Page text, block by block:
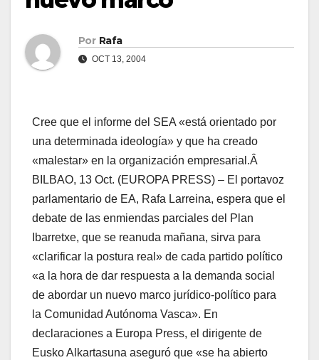
Por Rafa
OCT 13, 2004
Cree que el informe del SEA «está orientado por
una determinada ideologí­a» y que ha creado
«malestar» en la organización empresarial.Â
BILBAO, 13 Oct. (EUROPA PRESS) – El portavoz
parlamentario de EA, Rafa Larreina, espera que el
debate de las enmiendas parciales del Plan
Ibarretxe, que se reanuda mañana, sirva para
«clarificar la postura real» de cada partido polí­tico
«a la hora de dar respuesta a la demanda social
de abordar un nuevo marco jurí­dico-polí­tico para
la Comunidad Autónoma Vasca». En
declaraciones a Europa Press, el dirigente de
Eusko Alkartasuna aseguró que «se ha abierto